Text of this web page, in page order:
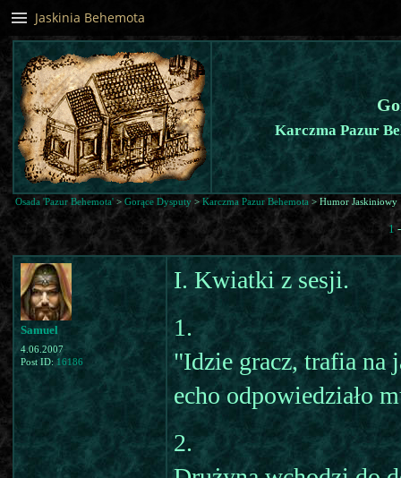
Karczma Pazur
Osada 'Pazur Behemota' > Gorące Dysputy > Karczma Pazur Behemota > Humor Jaskiniowy
1
Samuel
4.06.2007
Post ID: 16186
I. Kwiatki z sesji.
1.
"Idzie gracz, trafia na
echo odpowiedziało
2.
Jaskinia Behemota